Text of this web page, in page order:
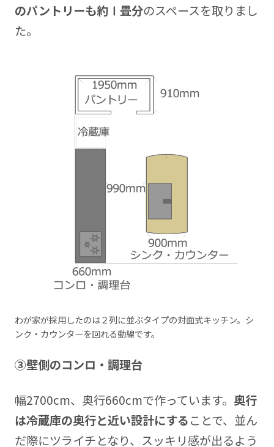
のパントリーも約Ⅰ畳分のスペースを取りまし
た。
わが家が採用したのは２列に並ぶタイプの対面式キッチン。シ
ンク・カウンターを回れる動線です。
③壁側のコンロ・調理台
幅2700cm、奥行660cmで作っています。 奥行
は冷蔵庫の奥行と近い設計にすることで、並ん
だ際にツライチとなり、スッキリ感が出るよう